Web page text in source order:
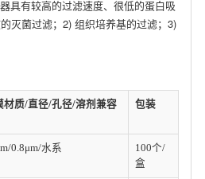
具有较高的过滤速度、很低的蛋白吸
灭菌过滤；2) 组织培养基的过滤；3)
材质/直径/孔径/溶剂兼容
包装
0.8μm/水系
100个/
盒